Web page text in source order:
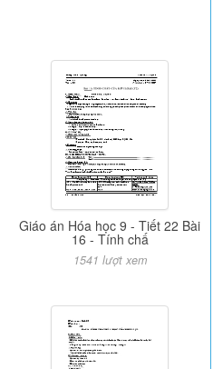
Giáo án Hóa học 9 - Tiết 22 Bài
16 - Tính chấ
1541 lượt xem